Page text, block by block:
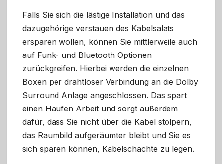
Falls Sie sich die lästige Installation und das
dazugehörige verstauen des Kabelsalats
ersparen wollen, können Sie mittlerweile auch
auf Funk- und Bluetooth Optionen
zurückgreifen. Hierbei werden die einzelnen
Boxen per drahtloser Verbindung an die Dolby
Surround Anlage angeschlossen. Das spart
einen Haufen Arbeit und sorgt außerdem
dafür, dass Sie nicht über die Kabel stolpern,
das Raumbild aufgeräumter bleibt und Sie es
sich sparen können, Kabelschächte zu legen.